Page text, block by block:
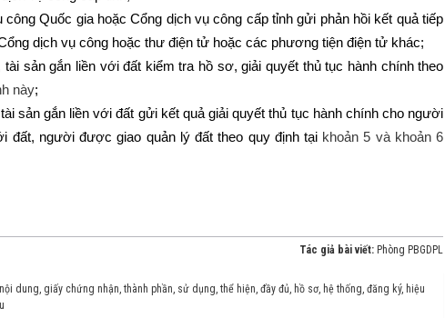
Quốc gia hoặc Cổng dịch vụ công cấp tỉnh gửi phản hồi kết quả tiếp
dịch vụ công hoặc thư điện tử hoặc các phương tiện điện tử khác;
sản gắn liền với đất kiểm tra hồ sơ, giải quyết thủ tục hành chính theo
này;
sản gắn liền với đất gửi kết quả giải quyết thủ tục hành chính cho người
đất, người được giao quản lý đất theo quy định tại khoản 5 và khoản 6
Tác giả bài viết: Phòng PBGDPL
nội dung, giấy chứng nhận, thành phần, sử dụng, thể hiện, đầy đủ, hồ sơ, hệ thống, đăng ký, hiệu